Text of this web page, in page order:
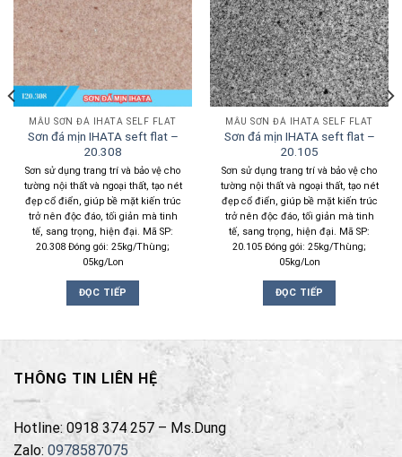
MẪU SƠN ĐÁ IHATA SELF FLAT
Sơn đá mịn IHATA seft flat –
20.308
Sơn sử dụng trang trí và bảo vệ cho
tường nội thất và ngoại thất, tạo nét
đẹp cổ điển, giúp bề mặt kiến trúc
trở nên độc đáo, tối giản mà tinh
tế, sang trọng, hiện đại. Mã SP:
20.308 Đóng gói: 25kg/Thùng;
05kg/Lon
ĐỌC TIẾP
MẪU SƠN ĐÁ IHATA SELF FLAT
Sơn đá mịn IHATA seft flat –
20.105
Sơn sử dụng trang trí và bảo vệ cho
tường nội thất và ngoại thất, tạo nét
đẹp cổ điển, giúp bề mặt kiến trúc
trở nên độc đáo, tối giản mà tinh
tế, sang trọng, hiện đại. Mã SP:
20.105 Đóng gói: 25kg/Thùng;
05kg/Lon
ĐỌC TIẾP
THÔNG TIN LIÊN HỆ
Hotline: 0918 374 257 – Ms.Dung
Zalo: 0978587075